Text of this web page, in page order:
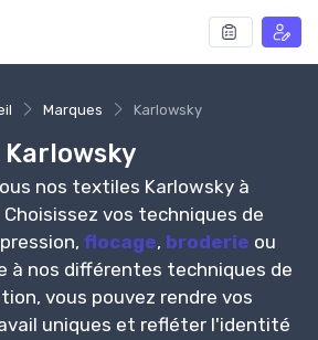
Marques Karlowsky
Karlowsky
nos textiles Karlowsky à
vos techniques de
flocage, broderie ou
à nos différentes techniques de
vous pouvez rendre vos
uniques et refléter l'identité